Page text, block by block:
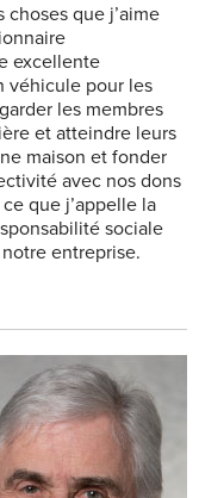
choses que j’aime
excellente
véhicule pour les
les membres
et atteindre leurs
maison et fonder
avec nos dons
que j’appelle la
sociale
entreprise.